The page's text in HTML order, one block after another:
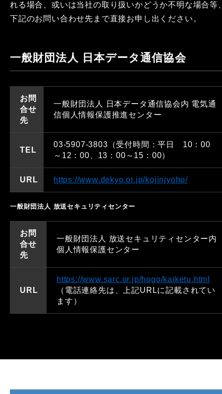
れる場合、或いは当社の取り扱いかどうか不明な場合等
下記のお問い合わせ先まで直接お申し出ください。
一般財団法人 日本データ通信協会
お問
合せ
先
一般財団法人 日本データ通信協会内 電気通
信個人情報保護推進センター
TEL
03-5907-3803（受付時間：平日 10：00
～12：00、13：00～15：00）
URL https://www.dekyo.or.jp/kojinjyoho/
一般財団法人 放送セキュリティセンター
お問
合せ
先
一般財団法人 放送セキュリティセンター内
個人情報保護センター
URL
https://www.sarc.or.jp/hogo/kaiketu.html
（電話連絡先は、上記URLに記載されてい
ます）